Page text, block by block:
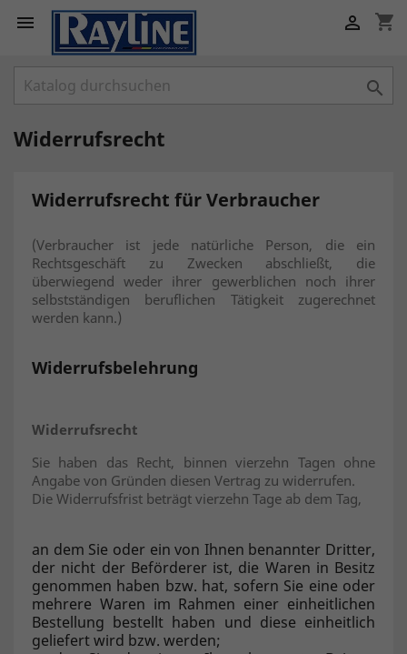
 shopping_cart


Widerrufsrecht
Widerrufsrecht für Verbraucher
(Verbraucher ist jede natürliche Person, die ein
Rechtsgeschäft zu Zwecken abschließt, die
überwiegend weder ihrer gewerblichen noch ihrer
selbstständigen beruflichen Tätigkeit zugerechnet
werden kann.)
Widerrufsbelehrung
Widerrufsrecht
Sie haben das Recht, binnen vierzehn Tagen ohne
Angabe von Gründen diesen Vertrag zu widerrufen.
Die Widerrufsfrist beträgt vierzehn Tage ab dem Tag,
an dem Sie oder ein von Ihnen benannter Dritter,
der nicht der Beförderer ist, die Waren in Besitz
genommen haben bzw. hat, sofern Sie eine oder
mehrere Waren im Rahmen einer einheitlichen
Bestellung bestellt haben und diese einheitlich
geliefert wird bzw. werden;